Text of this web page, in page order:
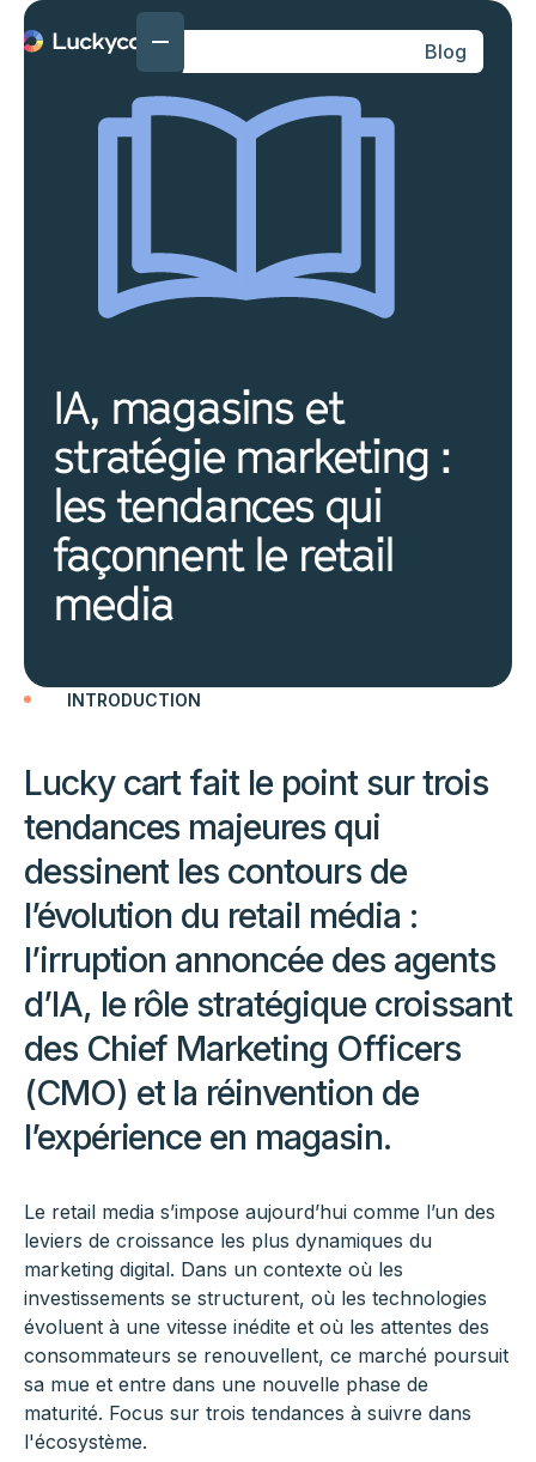
Blog
IA, magasins et
stratégie marketing :
les tendances qui
façonnent le retail
media
INTRODUCTION
Lucky cart fait le point sur trois
tendances majeures qui
dessinent les contours de
l’évolution du retail média :
l’irruption annoncée des agents
d’IA, le rôle stratégique croissant
des Chief Marketing Officers
(CMO) et la réinvention de
l’expérience en magasin.
Le retail media s’impose aujourd’hui comme l’un des
leviers de croissance les plus dynamiques du
marketing digital. Dans un contexte où les
investissements se structurent, où les technologies
évoluent à une vitesse inédite et où les attentes des
consommateurs se renouvellent, ce marché poursuit
sa mue et entre dans une nouvelle phase de
maturité. Focus sur trois tendances à suivre dans
l'écosystème.